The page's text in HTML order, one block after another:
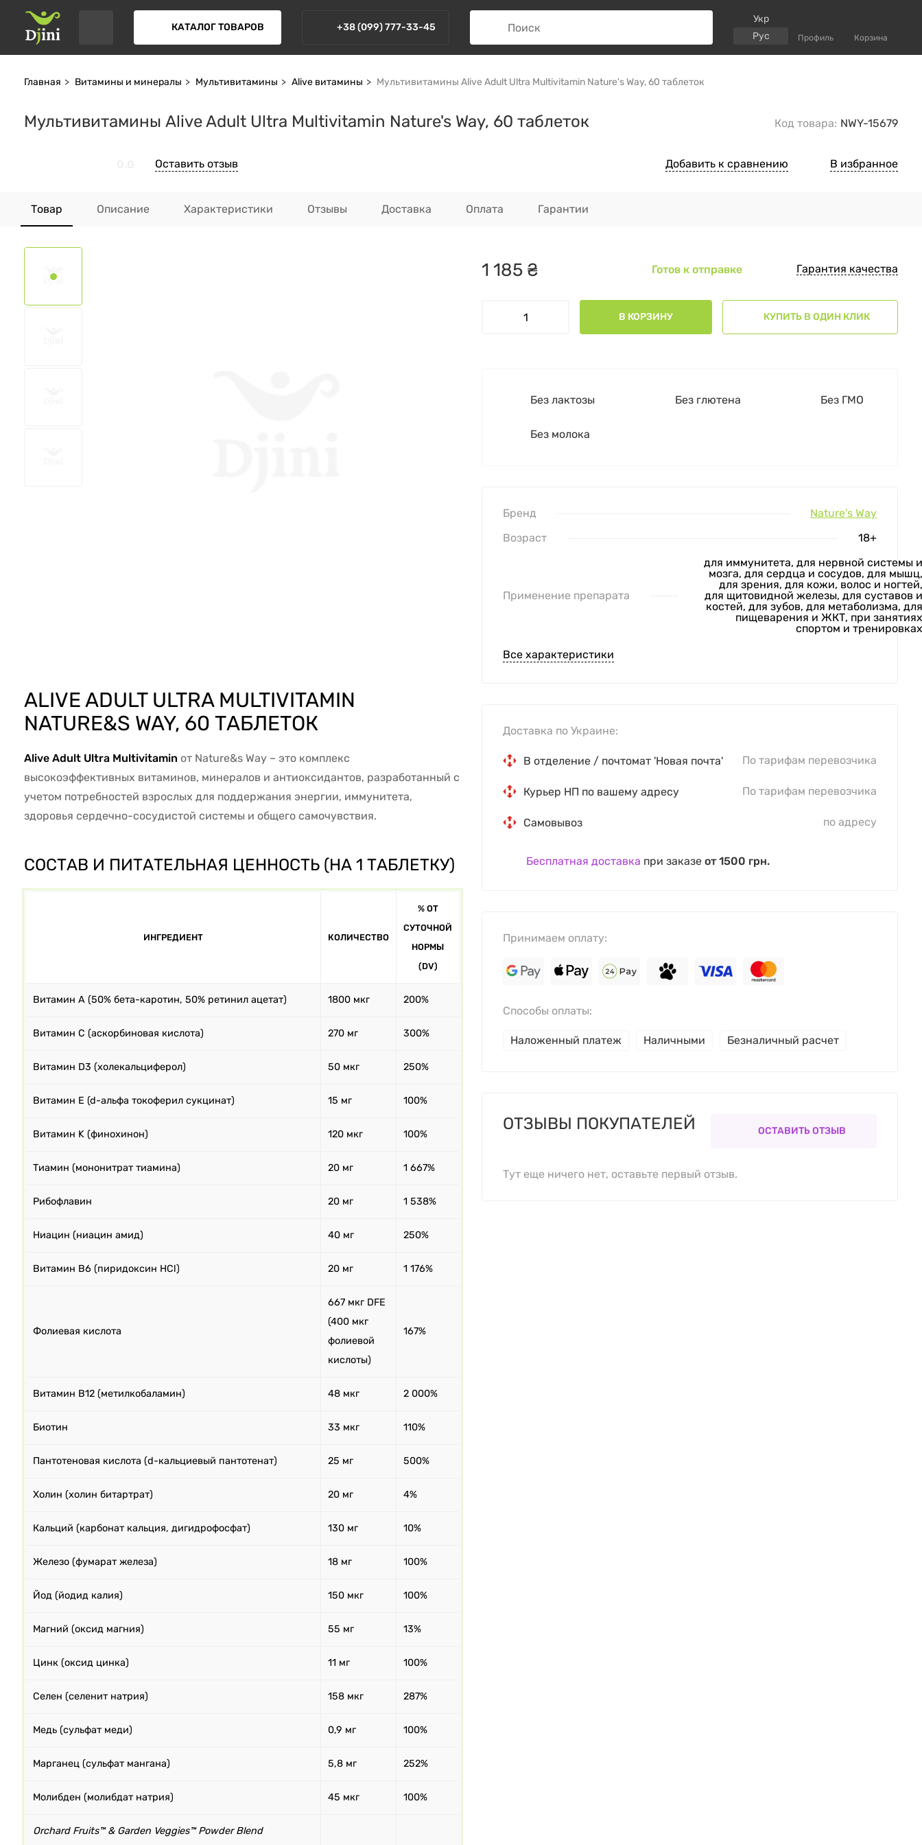
КАТАЛОГ ТОВАРОВ +38 (099) 777-33-45
Укр
Рус
Профиль Корзина
Главная Витамины и минералы Мультивитамины Alive витамины Мультивитамины Alive Adult Ultra Multivitamin Nature's Way, 60 таблеток
Мультивитамины Alive Adult Ultra Multivitamin Nature's Way, 60 таблеток Код товара: NWY-15679
Оставить отзыв Добавить к сравнению В избранное
Товар Описание Характеристики Отзывы Доставка Оплата Гарантии
ALIVE ADULT ULTRA MULTIVITAMIN
NATURE&S WAY, 60 ТАБЛЕТОК
Alive Adult Ultra Multivitamin от Nature&s Way – это комплекс
высокоэффективных витаминов, минералов и антиоксидантов, разработанный с
учетом потребностей взрослых для поддержания энергии, иммунитета,
здоровья сердечно-сосудистой системы и общего самочувствия.
СОСТАВ И ПИТАТЕЛЬНАЯ ЦЕННОСТЬ (НА 1 ТАБЛЕТКУ)
ИНГРЕДИЕНТ КОЛИЧЕСТВО
% ОТ
СУТОЧНОЙ
НОРМЫ
(DV)
Витамин A (50% бета-каротин, 50% ретинил ацетат) 1800 мкг 200%
Витамин C (аскорбиновая кислота) 270 мг 300%
Витамин D3 (холекальциферол) 50 мкг 250%
Витамин E (d-альфа токоферил сукцинат) 15 мг 100%
Витамин K (финохинон) 120 мкг 100%
Тиамин (мононитрат тиамина) 20 мг 1 667%
Рибофлавин 20 мг 1 538%
Ниацин (ниацин амид) 40 мг 250%
Витамин B6 (пиридоксин HCl) 20 мг 1 176%
Фолиевая кислота
667 мкг DFE
(400 мкг
фолиевой
кислоты)
167%
Витамин B12 (метилкобаламин) 48 мкг 2 000%
Биотин 33 мкг 110%
Пантотеновая кислота (d-кальциевый пантотенат) 25 мг 500%
Холин (холин битартрат) 20 мг 4%
Кальций (карбонат кальция, дигидрофосфат) 130 мг 10%
Железо (фумарат железа) 18 мг 100%
Йод (йодид калия) 150 мкг 100%
Магний (оксид магния) 55 мг 13%
Цинк (оксид цинка) 11 мг 100%
Селен (селенит натрия) 158 мкг 287%
Медь (сульфат меди) 0,9 мг 100%
Марганец (сульфат мангана) 5,8 мг 252%
Молибден (молибдат натрия) 45 мкг 100%
Orchard Fruits™ & Garden Veggies™ Powder Blend
1 185 ₴ Готов к отправке Гарантия качества
В КОРЗИНУ КУПИТЬ В ОДИН КЛИК
Без лактозы Без глютена Без ГМО
Без молока
Доставка по Украине:
В отделение / почтомат 'Новая почта' По тарифам перевозчика
Курьер НП по вашему адресу По тарифам перевозчика
Самовывоз по адресу
Бесплатная доставка при заказе от 1500 грн.
Принимаем оплату:
Способы оплаты:
Наложенный платеж Наличными Безналичный расчет
Бренд
Nature's Way
Возраст
18+
Применение препарата
для иммунитета, для нервной системы и
мозга, для сердца и сосудов, для мышц,
для зрения, для кожи, волос и ногтей,
для щитовидной железы, для суставов и
костей, для зубов, для метаболизма, для
пищеварения и ЖКТ, при занятиях
спортом и тренировках
Все характеристики
ОТЗЫВЫ ПОКУПАТЕЛЕЙ ОСТАВИТЬ ОТЗЫВ
Тут еще ничего нет, оставьте первый отзыв.